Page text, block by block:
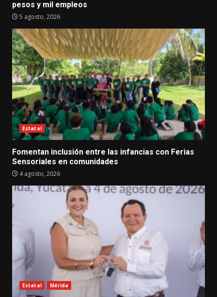
pesos y mil empleos
5 agosto, 2026
Estatal
Fomentan inclusión entre las infancias con Ferias
Sensoriales en comunidades
4 agosto, 2026
Estatal Mérida